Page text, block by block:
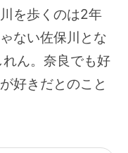
を歩くのは2年
ない佐保川とな
ん。奈良でも好
好きだとのこと